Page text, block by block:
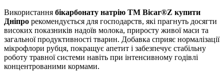
Використання бікарбонату натрію TM Bicar®Z купити
Дніпро рекомендується для господарств, які прагнуть досягти
високих показників надоїв молока, приросту живої маси та
загальної продуктивності тварин. Добавка сприяє нормалізації
мікрофлори рубця, покращує апетит і забезпечує стабільну
роботу травної системи навіть при інтенсивному годівлі
концентрованими кормами.